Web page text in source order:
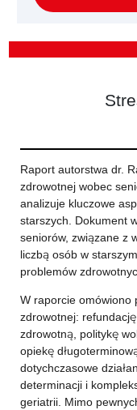
Raport autorstwa dr.
zdrowotnej wobec
analizuje kluczowe
starszych. Dokument
seniorów, związane z
liczbą osób w
problemów
W raporcie omówiono
zdrowotnej:
zdrowotną, politykę
opiekę
dotychczasowe
determinacji i
geriatrii. Mimo